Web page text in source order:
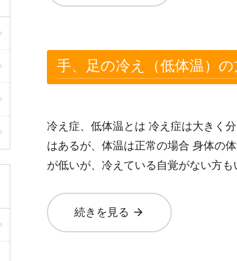
手、足の冷え（低体温）
冷え症、低体温とは 冷え症は大きく
はあるが、体温は正常の場合 身体の
が低いが、冷えている自覚がない方
続きを見る arrow_forward